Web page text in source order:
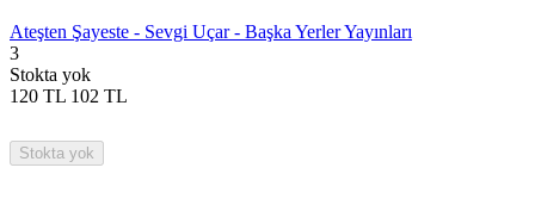
Ateşten Şayeste - Sevgi Uçar - Başka Yerler Yayınları
3
Stokta yok
120 TL 102 TL
Stokta yok